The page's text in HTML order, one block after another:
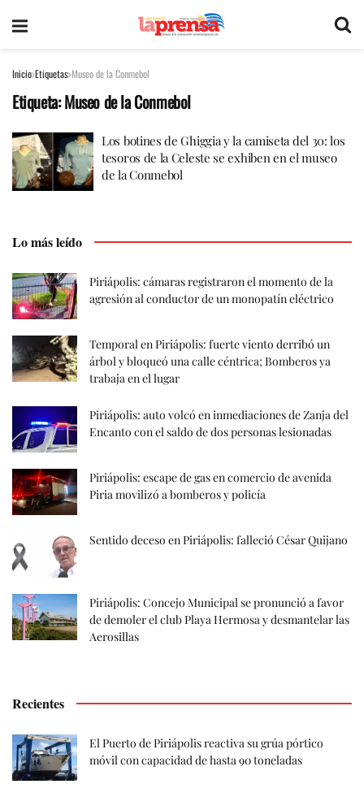
Inicio Etiquetas Museo de la Conmebol
Etiqueta:Museo de la Conmebol
Los botines de Ghiggia y la camiseta del 30: los
tesoros de la Celeste se exhiben en el museo
de la Conmebol
Lo más leído
Piriápolis: cámaras registraron el momento de la
agresión al conductor de un monopatín eléctrico
Temporal en Piriápolis: fuerte viento derribó un
árbol y bloqueó una calle céntrica; Bomberos ya
trabaja en el lugar
Piriápolis: auto volcó en inmediaciones de Zanja del
Encanto con el saldo de dos personas lesionadas
Piriápolis: escape de gas en comercio de avenida
Piria movilizó a bomberos y policía
Sentido deceso en Piriápolis: falleció César Quijano
Piriápolis: Concejo Municipal se pronunció a favor
de demoler el club Playa Hermosa y desmantelar las
Aerosillas
Recientes
El Puerto de Piriápolis reactiva su grúa pórtico
móvil con capacidad de hasta 90 toneladas